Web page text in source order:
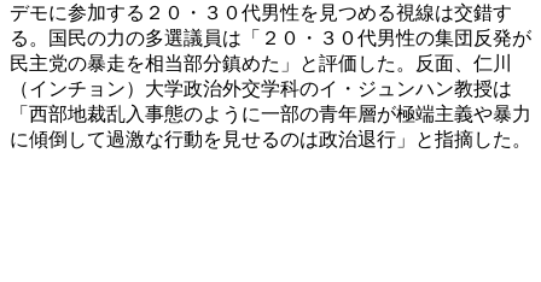
デモに参加する２０・３０代男性を見つめる視線は交錯す
る。国民の力の多選議員は「２０・３０代男性の集団反発が
民主党の暴走を相当部分鎮めた」と評価した。反面、仁川
（インチョン）大学政治外交学科のイ・ジュンハン教授は
「西部地裁乱入事態のように一部の青年層が極端主義や暴力
に傾倒して過激な行動を見せるのは政治退行」と指摘した。